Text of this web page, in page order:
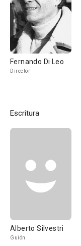
Fernando Di Leo
Director
Escritura
Alberto Silvestri
Guión